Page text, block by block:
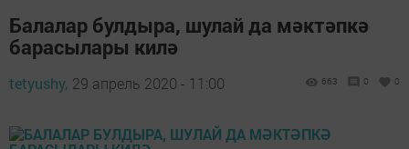
Балалар булдыра, шулай да мәктәпкә
барасылары килә
tetyushy, 29 апрель 2020 - 11:00 663 0 0